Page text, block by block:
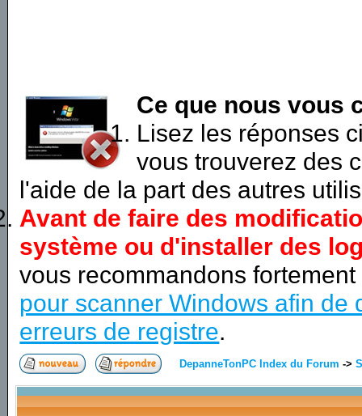
Ce que nous vous
Lisez les réponses
vous trouverez des
l'aide de la part des autres
Avant de faire des
système ou d'installer des
vous recommandons
pour scanner Windows afin de
erreurs de registre.
DepanneTonPC Index du Forum ->